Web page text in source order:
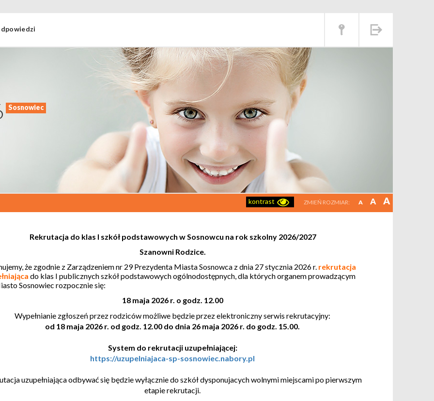
ZMIEŃ ROZMIAR: A A A
kontrast
Rekrutacja do klas I szkół podstawowych w Sosnowcu na rok szkolny 2026/2027
Szanowni Rodzice.
że zgodnie z Zarządzeniem nr 29 Prezydenta Miasta Sosnowca z dnia 27 stycznia 2026 r. rekrutacja
do klas I publicznych szkół podstawowych ogólnodostępnych, dla których organem prowadzącym
Sosnowiec rozpocznie się:
18 maja 2026 r. o godz. 12.00
Wypełnianie zgłoszeń przez rodziców możliwe będzie przez elektroniczny serwis rekrutacyjny:
od 18 maja 2026 r. od godz. 12.00 do dnia 26 maja 2026 r. do godz. 15.00.
System do rekrutacji uzupełniającej:
https://uzupelniajaca-sp-sosnowiec.nabory.pl
uzupełniająca odbywać się będzie wyłącznie do szkół dysponujacych wolnymi miejscami po pierwszym
etapie rekrutacji.